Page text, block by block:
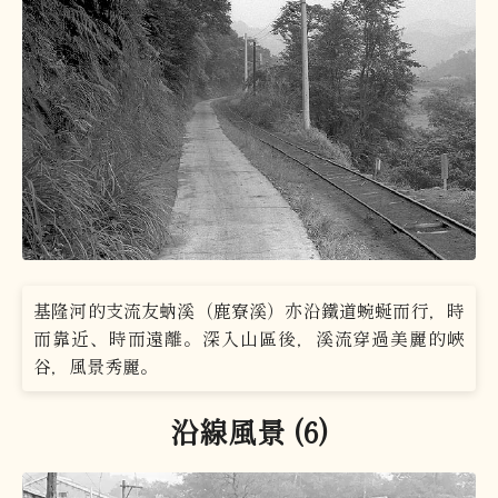
基隆河的支流友蚋溪（鹿寮溪）亦沿鐵道蜿蜒而行，時
而靠近、時而遠離。深入山區後，溪流穿過美麗的峽
谷，風景秀麗。
沿線風景 (6)